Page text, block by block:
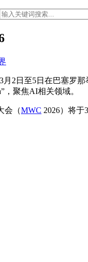
月2日至5日在巴塞
，聚焦AI相关领域。
会（MWC 2026）将于